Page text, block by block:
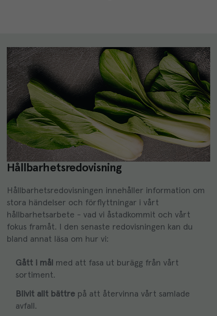
Hållbarhetsredovisning
Hållbarhetsredovisningen innehåller information om
stora händelser och förflyttningar i vårt
hållbarhetsarbete - vad vi åstadkommit och vårt
fokus framåt. I den senaste redovisningen kan du
bland annat läsa om hur vi:
Gått i mål med att fasa ut burägg från vårt
sortiment.
Blivit allt bättrepå att återvinna vårt samlade
avfall.